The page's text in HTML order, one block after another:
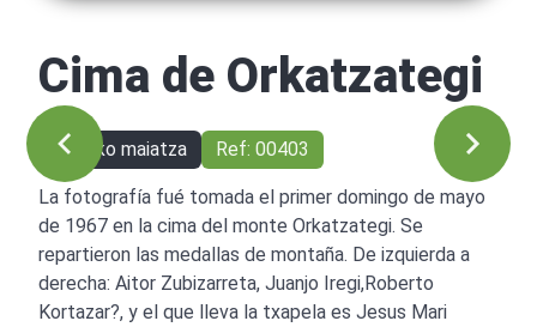
Cima de Orkatzategi
1967ko maiatza Ref: 00403
La fotografía fué tomada el primer domingo de mayo
de 1967 en la cima del monte Orkatzategi. Se
repartieron las medallas de montaña. De izquierda a
derecha: Aitor Zubizarreta, Juanjo Iregi,Roberto
Kortazar?, y el que lleva la txapela es Jesus Mari